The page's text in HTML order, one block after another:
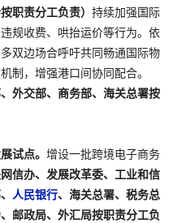
职责分工负责） 持续加强国际
规收费、哄抬运价等行为。依
双边场合呼吁共同畅通国际物
制，增强港口间协同配合。
外交部、商务部、海关总署按
试点。 增设一批跨境电子商务
网信办、发展改革委、工业和信
人民银行、海关总署、税务总
邮政局、外汇局按职责分工负